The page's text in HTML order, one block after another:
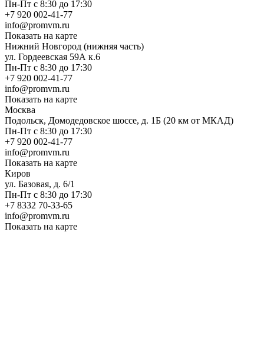
Пн-Пт с 8:30 до 17:30
+7 920 002-41-77
info@promvm.ru
Показать на карте
Нижний Новгород (нижняя часть)
ул. Гордеевская 59А к.6
Пн-Пт с 8:30 до 17:30
+7 920 002-41-77
info@promvm.ru
Показать на карте
Москва
Подольск, Домодедовское шоссе, д. 1Б (20 км от МКАД)
Пн-Пт с 8:30 до 17:30
+7 920 002-41-77
info@promvm.ru
Показать на карте
Киров
ул. Базовая, д. 6/1
Пн-Пт с 8:30 до 17:30
+7 8332 70-33-65
info@promvm.ru
Показать на карте